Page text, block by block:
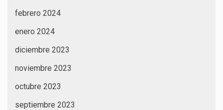
febrero 2024
enero 2024
diciembre 2023
noviembre 2023
octubre 2023
septiembre 2023